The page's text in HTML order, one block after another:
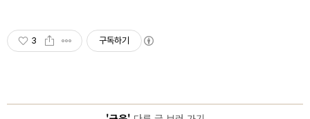
3 구독하기